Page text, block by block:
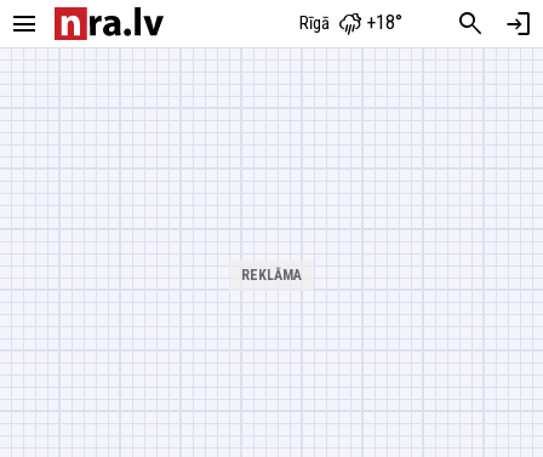
menu Rīgā +18° search login